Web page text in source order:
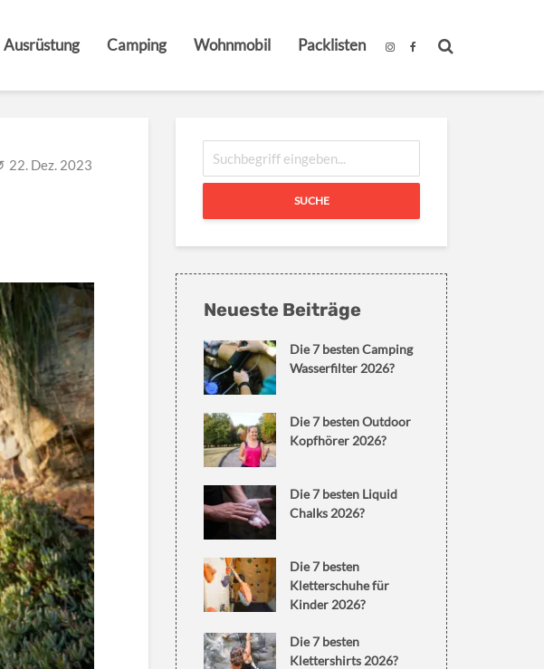
Ausrüstung Camping Wohnmobil Packlisten
22. Dez. 2023
SUCHE
Neueste Beiträge
Die 7 besten Camping
Wasserfilter 2026?
Die 7 besten Outdoor
Kopfhörer 2026?
Die 7 besten Liquid
Chalks 2026?
Die 7 besten
Kletterschuhe für
Kinder 2026?
Die 7 besten
Klettershirts 2026?